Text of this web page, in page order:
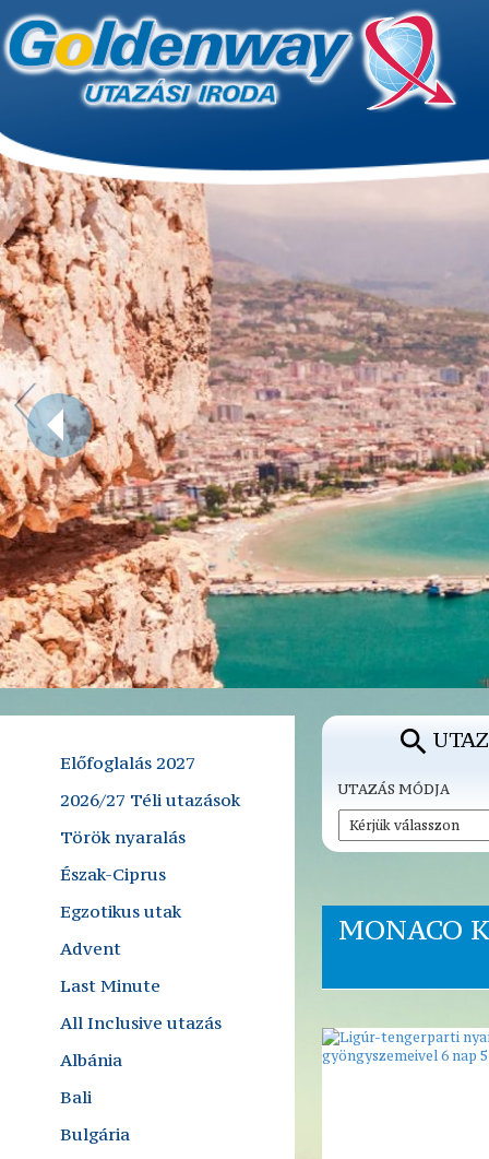
Előfoglalás 2027
2026/27 Téli utazások
Török nyaralás
Észak-Ciprus
Egzotikus utak
Advent
Last Minute
All Inclusive utazás
Albánia
Bali
Bulgária
UTAZÁS MÓDJA
MONACO